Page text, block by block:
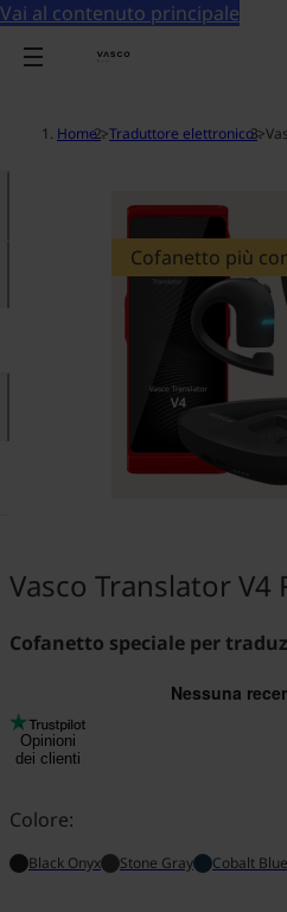
Vai al contenuto principale
Home >Traduttore elettronico >
Cofanetto più
Vasco Translator V4
Cofanetto speciale per
Opinioni
dei clienti
Colore:
Black Onyx Stone Gray Cobalt Blue